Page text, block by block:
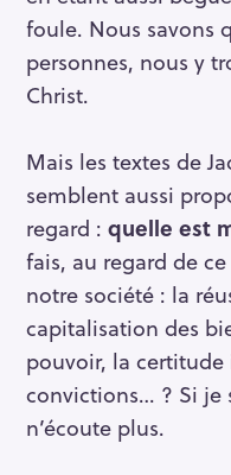
foule. Nous savons
personnes, nous y
Christ.
Mais les textes de
semblent aussi
regard : quelle est
fais, au regard de
notre société : la
capitalisation des
pouvoir, la
convictions… ? Si je
n’écoute plus.